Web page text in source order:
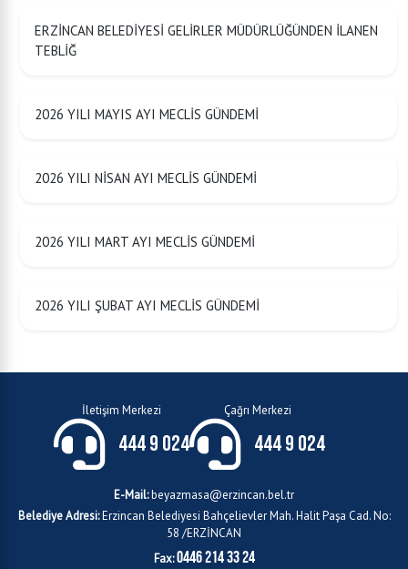
ERZİNCAN BELEDİYESİ GELİRLER MÜDÜRLÜĞÜNDEN İLANEN
TEBLİĞ
2026 YILI MAYIS AYI MECLİS GÜNDEMİ
2026 YILI NİSAN AYI MECLİS GÜNDEMİ
2026 YILI MART AYI MECLİS GÜNDEMİ
2026 YILI ŞUBAT AYI MECLİS GÜNDEMİ
İletişim Merkezi
444 9 024
Çağrı Merkezi
444 9 024
E-Mail:beyazmasa@erzincan.bel.tr
Belediye Adresi:Erzincan Belediyesi Bahçelievler Mah. Halit Paşa Cad. No:
58 /ERZİNCAN
Fax:0446 214 33 24